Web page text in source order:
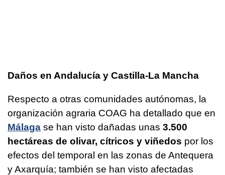
Daños en Andalucía y Castilla-La Mancha
Respecto a otras comunidades autónomas, la
organización agraria COAG ha detallado que en
Málaga se han visto dañadas unas 3.500
hectáreas de olivar, cítricos y viñedos por los
efectos del temporal en las zonas de Antequera
y Axarquía; también se han visto afectadas